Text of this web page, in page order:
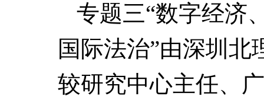
专题三“数字经济
国际法治”由深圳
较研究中心主任、